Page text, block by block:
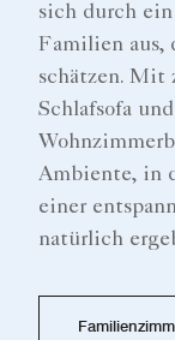
sich durch
Familien aus,
schätzen. Mit
Schlafsofa
Ambiente, in
einer
natürlich